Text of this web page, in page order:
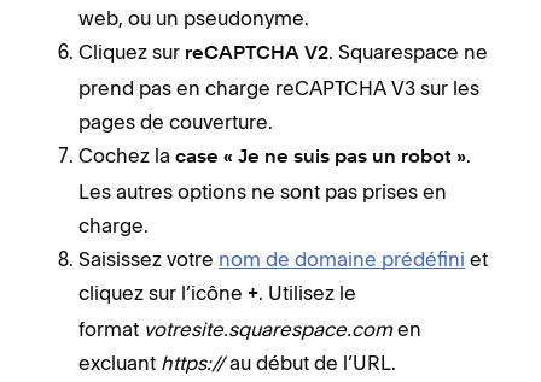
web, ou un pseudonyme.
Cliquez sur reCAPTCHA V2. Squarespace ne
prend pas en charge reCAPTCHA V3 sur les
pages de couverture.
Cochez la case « Je ne suis pas un robot ».
Les autres options ne sont pas prises en
charge.
Saisissez votre nom de domaine prédéfini et
cliquez sur l’icône +. Utilisez le
format votresite.squarespace.comen
excluant https://au début de l’URL.